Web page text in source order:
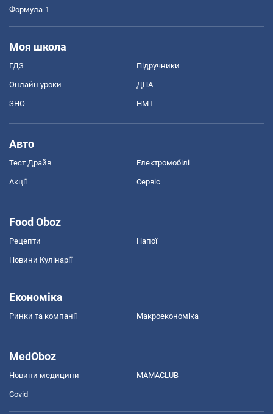
Формула-1
Моя школа
ГДЗ Підручники
Онлайн уроки ДПА
ЗНО НМТ
Авто
Тест Драйв Електромобілі
Акції Сервіс
Food Oboz
Рецепти Напої
Новини Кулінарії
Економіка
Ринки та компанії Макроекономіка
MedOboz
Новини медицини MAMACLUB
Covid